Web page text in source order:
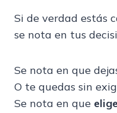
Si de verdad estás
se nota en tus
Se nota en que
O te quedas sin
Se nota en que